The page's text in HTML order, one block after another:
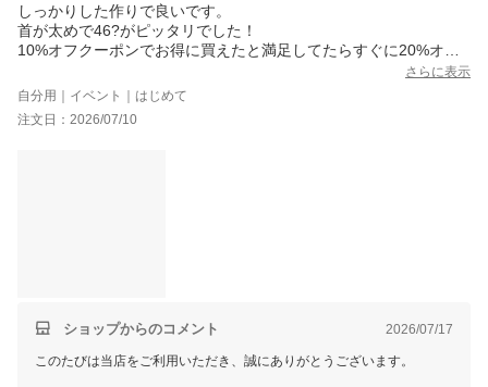
しっかりした作りで良いです。
首が太めで46?がピッタリでした！
10%オフクーポンでお得に買えたと満足してたらすぐに20%オフ
さらに表示
自分用｜イベント｜はじめて
注文日：2026/07/10
ショップからのコメント 2026/07/17
このたびは当店をご利用いただき、誠にありがとうございます。